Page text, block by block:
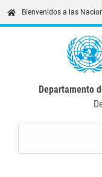
Bienvenidos a las
Departamento